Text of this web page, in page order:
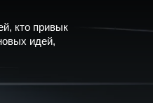
кто привык
идей,